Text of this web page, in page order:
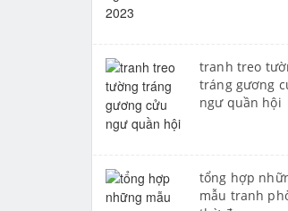
tranh treo
tráng gương
ngư quần hội
tổng hợp
mẫu tranh